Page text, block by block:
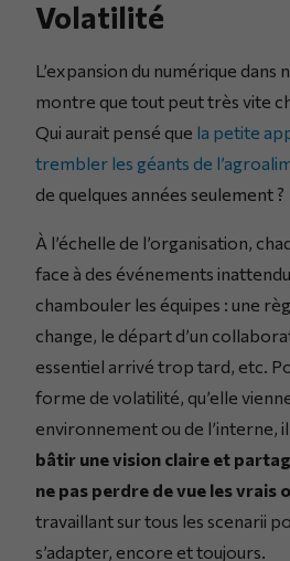
Volatilité
L’expansion du numérique dans
montre que tout peut très vite
Qui aurait pensé que la petite
trembler les géants de
de quelques années seulement ?
À l’échelle de l’organisation,
face à des événements
chambouler les équipes : une
change, le départ d’un
essentiel arrivé trop tard, etc.
forme de volatilité, qu’elle
environnement ou de l’interne,
bâtir une vision claire et
ne pas perdre de vue les vrais
travaillant sur tous les scenarii
s’adapter, encore et toujours.